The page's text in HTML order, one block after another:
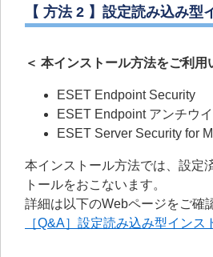
【 方法 2 】設定読み込み
＜ 本インストール方法をご利用
ESET Endpoint Security
ESET Endpoint アンチウ
ESET Server Security for
本インストール方法では、設定
トールをおこないます。
詳細は以下のWebページをご確
［Q&A］設定読み込み型インス